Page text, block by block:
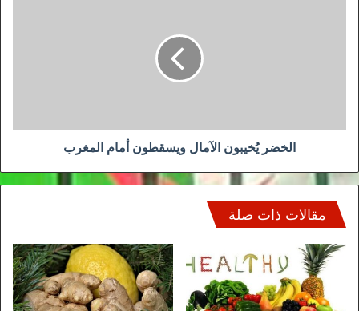
الخضر يُخيبون الآمال ويسقطون أمام المغرب
مقالات ذات صلة